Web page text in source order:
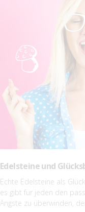
Edelsteine und
Echte Edelsteine als
es gibt für jeden den
Ängste zu überwinden,